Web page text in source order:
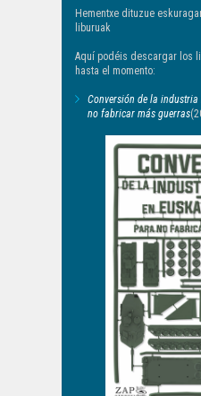
Hementxe dituzue
liburuak
Aquí podéis descargar los
hasta el momento:
Conversión de la
no fabricar más guerras